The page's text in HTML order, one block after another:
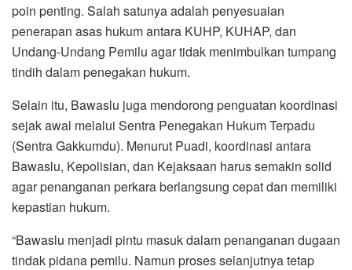
poin penting. Salah satunya adalah penyesuaian
penerapan asas hukum antara KUHP, KUHAP, dan
Undang-Undang Pemilu agar tidak menimbulkan tumpang
tindih dalam penegakan hukum.
Selain itu, Bawaslu juga mendorong penguatan koordinasi
sejak awal melalui Sentra Penegakan Hukum Terpadu
(Sentra Gakkumdu). Menurut Puadi, koordinasi antara
Bawaslu, Kepolisian, dan Kejaksaan harus semakin solid
agar penanganan perkara berlangsung cepat dan memiliki
kepastian hukum.
“Bawaslu menjadi pintu masuk dalam penanganan dugaan
tindak pidana pemilu. Namun proses selanjutnya tetap